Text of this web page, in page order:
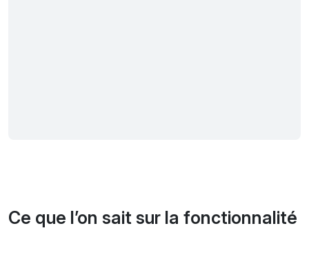
Ce que l’on sait sur la fonctionnalité